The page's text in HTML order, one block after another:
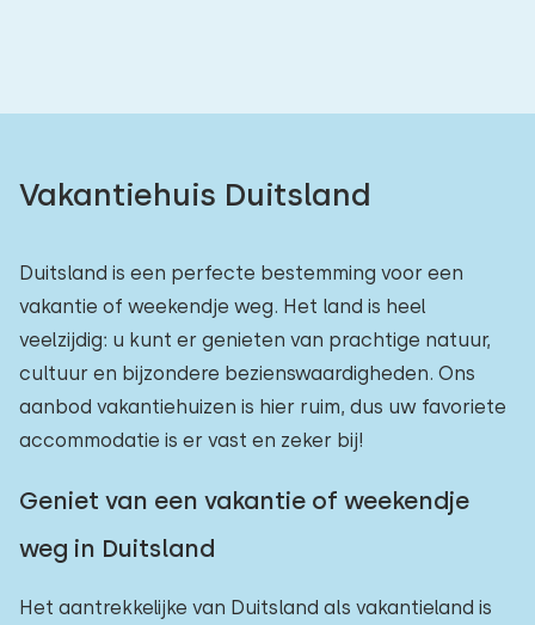
Vakantiehuis Duitsland
Duitsland is een perfecte bestemming voor een
vakantie of weekendje weg. Het land is heel
veelzijdig: u kunt er genieten van prachtige natuur,
cultuur en bijzondere bezienswaardigheden. Ons
aanbod vakantiehuizen is hier ruim, dus uw favoriete
accommodatie is er vast en zeker bij!
Geniet van een vakantie of weekendje
weg in Duitsland
Het aantrekkelijke van Duitsland als vakantieland is